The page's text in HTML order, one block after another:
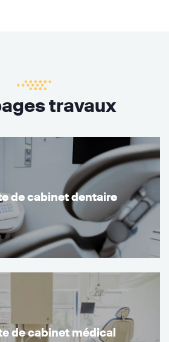
travaux
de cabinet dentaire
de cabinet médical